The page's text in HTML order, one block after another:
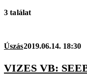
3 találat
Úszás2019.06.14. 18:30
VIZES VB: